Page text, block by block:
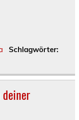
Schlagwörter: